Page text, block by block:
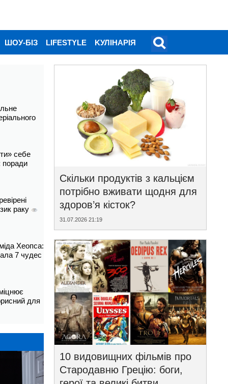
ШОУ-БІЗ LIFESTYLE KУЛІНАРІЯ
себе
поради
раку
Хеопса:
7 чудес
для
Скільки продуктів з кальцієм
потрібно вживати щодня для
здоров’я кісток?
31.07.2026 21:19
10 видовищних фільмів про
Стародавню Грецію: боги,